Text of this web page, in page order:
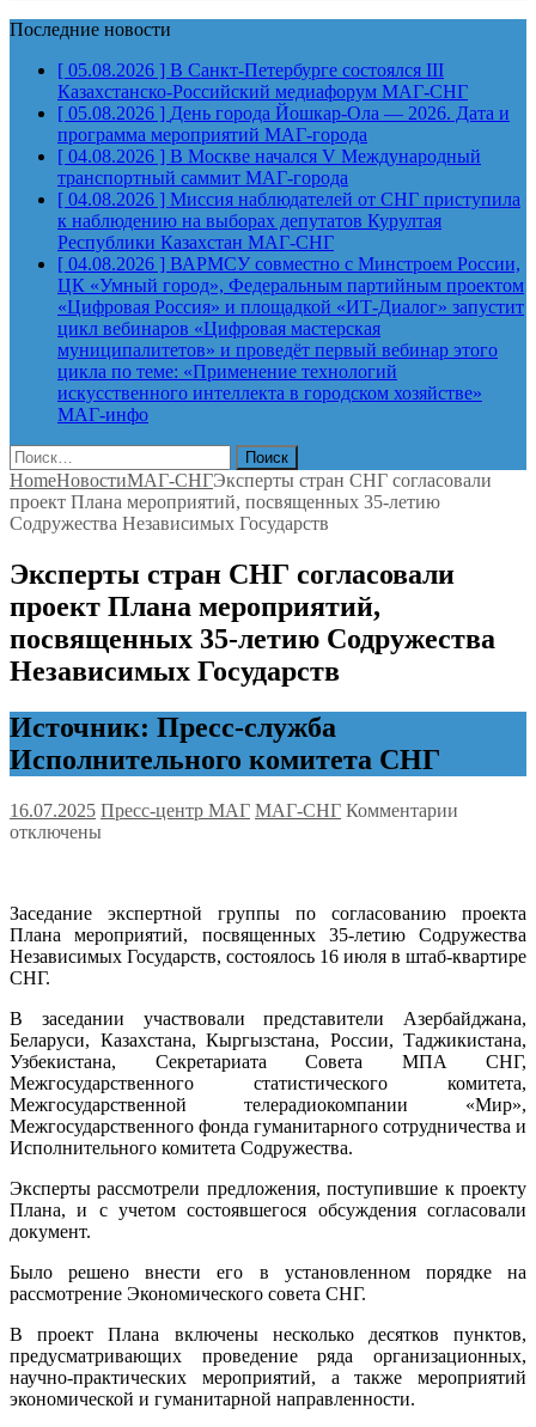
Последние новости
[ 05.08.2026 ] В Санкт-Петербурге состоялся III
Казахстанско-Российский медиафорум МАГ-СНГ
[ 05.08.2026 ] День города Йошкар-Ола — 2026. Дата и
программа мероприятий МАГ-города
[ 04.08.2026 ] В Москве начался V Международный
транспортный саммит МАГ-города
[ 04.08.2026 ] Миссия наблюдателей от СНГ приступила
к наблюдению на выборах депутатов Курултая
Республики Казахстан МАГ-СНГ
[ 04.08.2026 ] ВАРМСУ совместно с Минстроем России,
ЦК «Умный город», Федеральным партийным проектом
«Цифровая Россия» и площадкой «ИТ-Диалог» запустит
цикл вебинаров «Цифровая мастерская
муниципалитетов» и проведёт первый вебинар этого
цикла по теме: «Применение технологий
искусственного интеллекта в городском хозяйстве»
МАГ-инфо
Найти:
HomeНовостиМАГ-СНГЭксперты стран СНГ согласовали
проект Плана мероприятий, посвященных 35-летию
Содружества Независимых Государств
Эксперты стран СНГ согласовали
проект Плана мероприятий,
посвященных 35-летию Содружества
Независимых Государств
Источник: Пресс-служба
Исполнительного комитета СНГ
16.07.2025 Пресс-центр МАГ МАГ-СНГ Комментарии
проект
Плана
35-
летию
отключены
Заседание экспертной группы по согласованию проекта
Плана мероприятий, посвященных 35-летию Содружества
Независимых Государств, состоялось 16 июля в штаб-квартире
СНГ.
В заседании участвовали представители Азербайджана,
Беларуси, Казахстана, Кыргызстана, России, Таджикистана,
Узбекистана, Секретариата Совета МПА СНГ,
Межгосударственного статистического комитета,
Межгосударственной телерадиокомпании «Мир»,
Межгосударственного фонда гуманитарного сотрудничества и
Исполнительного комитета Содружества.
Эксперты рассмотрели предложения, поступившие к проекту
Плана, и с учетом состоявшегося обсуждения согласовали
документ.
Было решено внести его в установленном порядке на
рассмотрение Экономического совета СНГ.
В проект Плана включены несколько десятков пунктов,
предусматривающих проведение ряда организационных,
научно-практических мероприятий, а также мероприятий
экономической и гуманитарной направленности.